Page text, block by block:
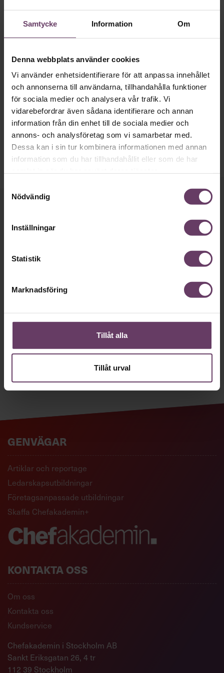
Samtycke Information Om
Denna webbplats använder cookies
Vi använder enhetsidentifierare för att anpassa innehållet
och annonserna till användarna, tillhandahålla funktioner
för sociala medier och analysera vår trafik. Vi
vidarebefordrar även sådana identifierare och annan
information från din enhet till de sociala medier och
annons- och analysföretag som vi samarbetar med.
Dessa kan i sin tur kombinera informationen med annan
information som du har tillhandahållit eller som de har
Nödvändig
Inställningar
Statistik
Marknadsföring
Tillåt alla
Tillåt urval
Hälsa
”Du kan inte sjukskriva dig för att
hunden dött”
Sjuktalen i Skaraborg är bland de högsta i Sverige. Nu gör
Samordningsförbundet en förebyggande utbildningsinsats
för chefer och läkare.
Håll dig uppdaterad med våra
Våra populära nyhetsbrev samlar varje
Chefakademin. Ledarskapsnytta och
inspiration för dig som är chef, ledare
prenumerera idag! Det är helt kostnadsfritt.
JA TACK, JAG VILL HA NYHETSBREV!
GENVÄGAR
Artiklar och reportage
Ledarskapsutbildningar
Företagsanpassade utbildningar
Skaffa Chefakademin+
KONTAKTA OSS
Om oss
Kontakta oss
Kundservice
Chefakademin i Stockholm AB
Sankt Eriksgatan 26, 4 tr
112 39 Stockholm